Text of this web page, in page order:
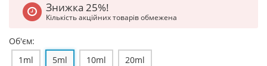
Знижка 25%!
Кількість акційних товарів обмежена
Об'єм:
1ml
5ml 10ml 20ml